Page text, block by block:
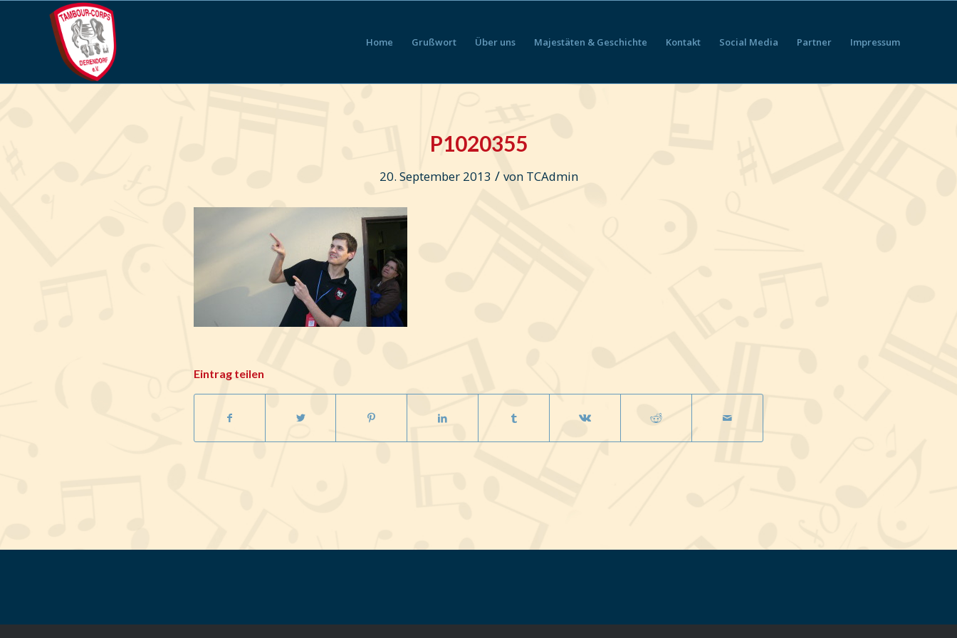
Home Grußwort Über uns Majestäten & Geschichte Kontakt Social Media Partner Impressum
P1020355
20. September 2013 / von TCAdmin
Eintrag teilen